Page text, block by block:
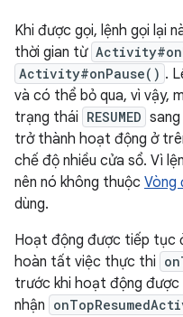
Khi được gọi, lệnh gọi lại
thời gian từ
Activity#onPause() .
và có thể bỏ qua, vì vậy,
trạng thái RESUMED
trở thành hoạt động ở
chế độ nhiều cửa sổ. Vì
nên nó không thuộc Vòng
dùng.
Hoạt động được tiếp tục
hoàn tất việc thực thi
trước khi hoạt động
nhận